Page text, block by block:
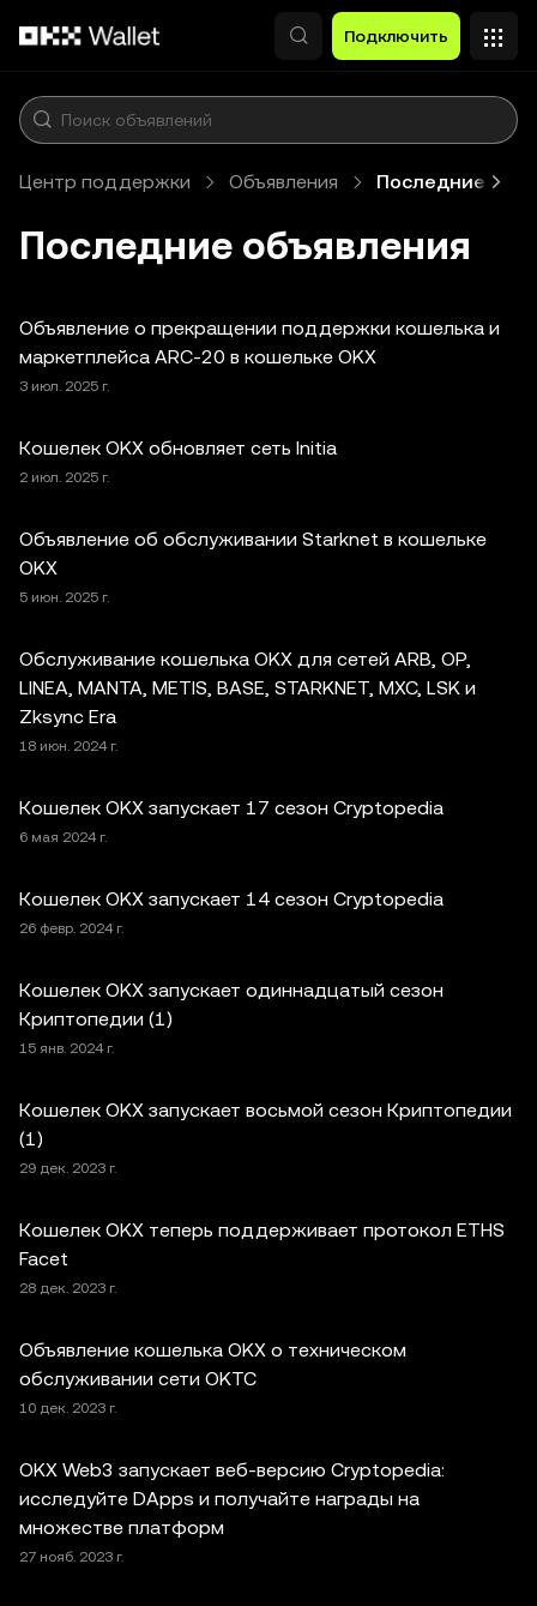
Подключить
Центр поддержки Объявления Последние
Последние объявления
Объявление о прекращении поддержки кошелька и
маркетплейса ARC-20 в кошельке OKX
3 июл. 2025 г.
Кошелек OKX обновляет сеть Initia
2 июл. 2025 г.
Объявление об обслуживании Starknet в кошельке
OKX
5 июн. 2025 г.
Обслуживание кошелька OKX для сетей ARB, OP,
LINEA, MANTA, METIS, BASE, STARKNET, MXC, LSK и
Zksync Era
18 июн. 2024 г.
Кошелек OKX запускает 17 сезон Cryptopedia
6 мая 2024 г.
Кошелек OKX запускает 14 сезон Cryptopedia
26 февр. 2024 г.
Кошелек OKX запускает одиннадцатый сезон
Криптопедии (1)
15 янв. 2024 г.
Кошелек OKX запускает восьмой сезон Криптопедии
(1)
29 дек. 2023 г.
Кошелек OKX теперь поддерживает протокол ETHS
Facet
28 дек. 2023 г.
Объявление кошелька OKX о техническом
обслуживании сети OKTC
10 дек. 2023 г.
OKX Web3 запускает веб-версию Cryptopedia:
исследуйте DApps и получайте награды на
множестве платформ
27 нояб. 2023 г.